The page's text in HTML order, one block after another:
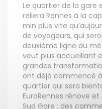
Le quartier de la gare
reliera Rennes à la
min plus vite
de voyageurs, qui
deuxième ligne du
veut plus accueillant
grandes
ont déjà commencé
quartier qui sera
EuroRennes rénove
Sud Gare : des